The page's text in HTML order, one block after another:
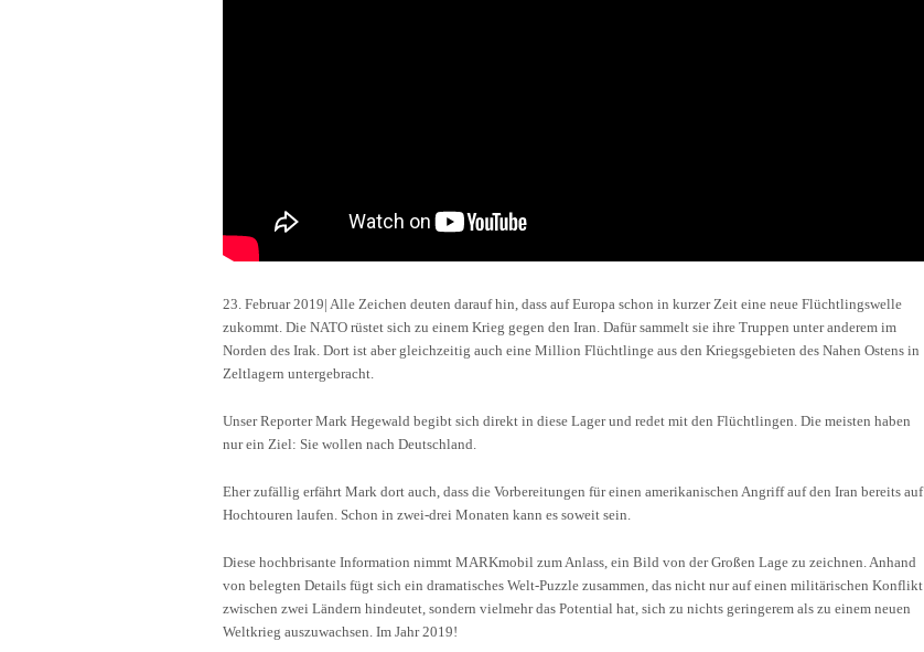
23. Februar 2019| Alle Zeichen deuten darauf hin, dass auf Europa schon in kurzer Zeit eine neue Flüchtlingswelle
zukommt. Die NATO rüstet sich zu einem Krieg gegen den Iran. Dafür sammelt sie ihre Truppen unter anderem im
Norden des Irak. Dort ist aber gleichzeitig auch eine Million Flüchtlinge aus den Kriegsgebieten des Nahen Ostens in
Zeltlagern untergebracht.
Unser Reporter Mark Hegewald begibt sich direkt in diese Lager und redet mit den Flüchtlingen. Die meisten haben
nur ein Ziel: Sie wollen nach Deutschland.
Eher zufällig erfährt Mark dort auch, dass die Vorbereitungen für einen amerikanischen Angriff auf den Iran bereits auf
Hochtouren laufen. Schon in zwei-drei Monaten kann es soweit sein.
Diese hochbrisante Information nimmt MARKmobil zum Anlass, ein Bild von der Großen Lage zu zeichnen. Anhand
von belegten Details fügt sich ein dramatisches Welt-Puzzle zusammen, das nicht nur auf einen militärischen Konflikt
zwischen zwei Ländern hindeutet, sondern vielmehr das Potential hat, sich zu nichts geringerem als zu einem neuen
Weltkrieg auszuwachsen. Im Jahr 2019!